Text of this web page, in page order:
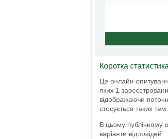
Коротка
Це онлайн-
яких 1
відображаючи
стосується таких тем:
В цьому публічному
варіанти відповідей: